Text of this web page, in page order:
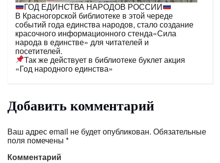
ГОД ЕДИНСТВА НАРОДОВ РОССИИ
В Красногорской библиотеке в этой череде
событий года единства народов, стало создание
красочного информационного стенда«Сила
народа в единстве» для читателей и
посетителей.
Так же действует в библиотеке буклет акция
«Год народного единства»
Добавить комментарий
Ваш адрес email не будет опубликован. Обязательные
поля помечены *
Комментарий